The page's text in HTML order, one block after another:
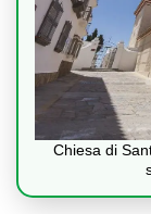
Chiesa di